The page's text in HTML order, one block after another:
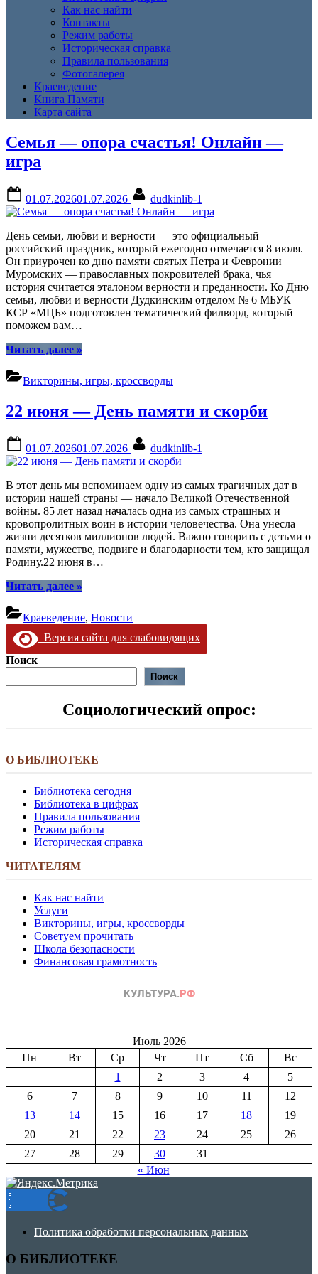
Как нас найти
Контакты
Режим работы
Историческая справка
Правила пользования
Фотогалерея
Краеведение
Книга Памяти
Карта сайта
День:
01.07.2026
Семья — опора счастья! Онлайн —
игра
on
01.07.202601.07.2026 dudkinlib-1
День семьи, любви и верности — это официальный
российский праздник, который ежегодно отмечается 8 июля.
Он приурочен ко дню памяти святых Петра и Февронии
Муромских — православных покровителей брака, чья
история считается эталоном верности и преданности. Ко Дню
семьи, любви и верности Дудкинским отделом № 6 МБУК
КСР «МЦБ» подготовлен тематический филворд, который
поможем вам…
Читать далее“Семья
счастья!
—
»
Викторины, игры, кроссворды
22 июня — День памяти и скорби
on
01.07.202601.07.2026 dudkinlib-1
В этот день мы вспоминаем одну из самых трагичных дат в
истории нашей страны — начало Великой Отечественной
войны. 85 лет назад началась одна из самых страшных и
кровопролитных воин в истории человечества. Она унесла
жизни десятков миллионов людей. Важно говорить с детьми о
памяти, мужестве, подвиге и благодарности тем, кто защищал
Родину.22 июня в…
Читать далее“22
День
памяти
»
Краеведение, Новости
Версия сайта для слабовидящих
Поиск
Поиск
Социологический опрос:
О БИБЛИОТЕКЕ
Библиотека сегодня
Библиотека в цифрах
Правила пользования
Режим работы
Историческая справка
ЧИТАТЕЛЯМ
Как нас найти
Услуги
Викторины, игры, кроссворды
Советуем прочитать
Школа безопасности
Финансовая грамотность
Июль 2026
Пн
Вт Ср Чт Пт Сб
Вс
1
2 3 4
5
6
7 8 9 10 11
12
13
14 15 16 17 18
19
20
21 22 23 24 25
26
27
28 29 30
31
« Июн
Политика обработки персональных данных
О БИБЛИОТЕКЕ